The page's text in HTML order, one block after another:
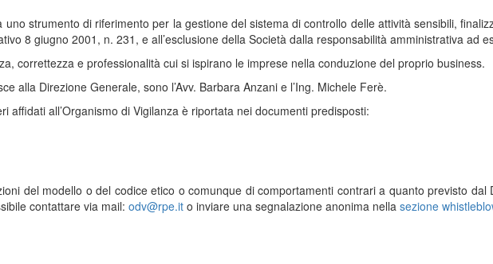
strumento di riferimento per la gestione del sistema di controllo delle attività sensibili,
8 giugno 2001, n. 231, e all’esclusione della Società dalla responsabilità amministrativa ad
correttezza e professionalità cui si ispirano le imprese nella conduzione del proprio business.
alla Direzione Generale, sono l’Avv. Barbara Anzani e l’Ing. Michele Ferè.
affidati all’Organismo di Vigilanza è riportata nei documenti predisposti:
del modello o del codice etico o comunque di comportamenti contrari a quanto previsto
contattare via mail: odv@rpe.it o inviare una segnalazione anonima nella sezione